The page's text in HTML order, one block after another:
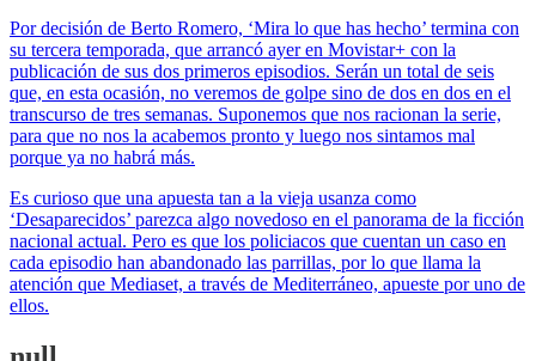
Por decisión de Berto Romero, ‘Mira lo que has hecho’ termina con
su tercera temporada, que arrancó ayer en Movistar+ con la
publicación de sus dos primeros episodios. Serán un total de seis
que, en esta ocasión, no veremos de golpe sino de dos en dos en el
transcurso de tres semanas. Suponemos que nos racionan la serie,
para que no nos la acabemos pronto y luego nos sintamos mal
porque ya no habrá más.
Es curioso que una apuesta tan a la vieja usanza como
‘Desaparecidos’ parezca algo novedoso en el panorama de la ficción
nacional actual. Pero es que los policiacos que cuentan un caso en
cada episodio han abandonado las parrillas, por lo que llama la
atención que Mediaset, a través de Mediterráneo, apueste por uno de
ellos.